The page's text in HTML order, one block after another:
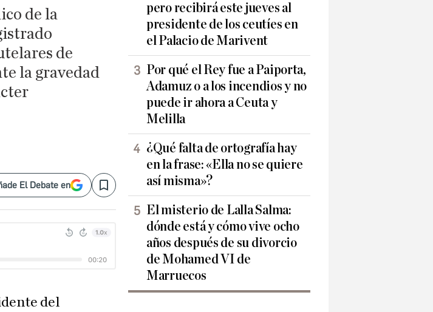
de la
de
la gravedad
El Debate en Save
del
pero recibirá este jueves al
presidente de los ceutíes en
el Palacio de Marivent
Por qué el Rey fue a Paiporta,
Adamuz o a los incendios y no
puede ir ahora a Ceuta y
Melilla
¿Qué falta de ortografía hay
en la frase: «Ella no se quiere
así misma»?
El misterio de Lalla Salma:
dónde está y cómo vive ocho
años después de su divorcio
de Mohamed VI de
Marruecos